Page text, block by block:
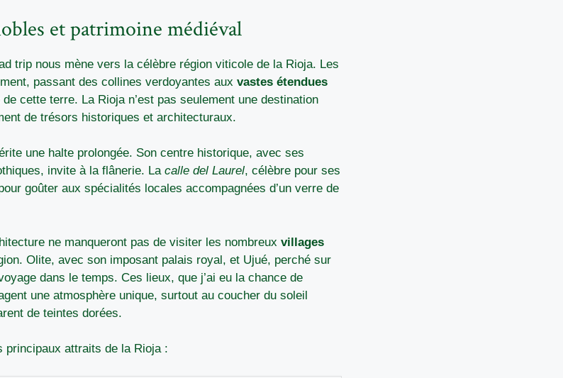
et patrimoine médiéval
trip nous mène vers la célèbre région viticole de la Rioja. Les
passant des collines verdoyantes aux vastes étendues
cette terre. La Rioja n’est pas seulement une destination
de trésors historiques et architecturaux.
une halte prolongée. Son centre historique, avec ses
invite à la flânerie. La calle del Laurel, célèbre pour ses
goûter aux spécialités locales accompagnées d’un verre de
ne manqueront pas de visiter les nombreux villages
Olite, avec son imposant palais royal, et Ujué, perché sur
dans le temps. Ces lieux, que j’ai eu la chance de
une atmosphère unique, surtout au coucher du soleil
de teintes dorées.
principaux attraits de la Rioja :